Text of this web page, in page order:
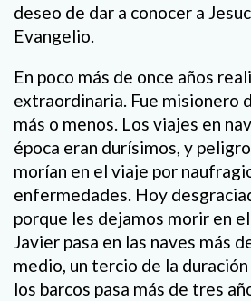
deseo de dar a conocer a
Evangelio.
En poco más de once años
extraordinaria. Fue misionero
más o menos. Los viajes en
época eran durísimos, y
morían en el viaje por
enfermedades. Hoy
porque les dejamos morir en
Javier pasa en las naves más
medio, un tercio de la duración
los barcos pasa más de tres